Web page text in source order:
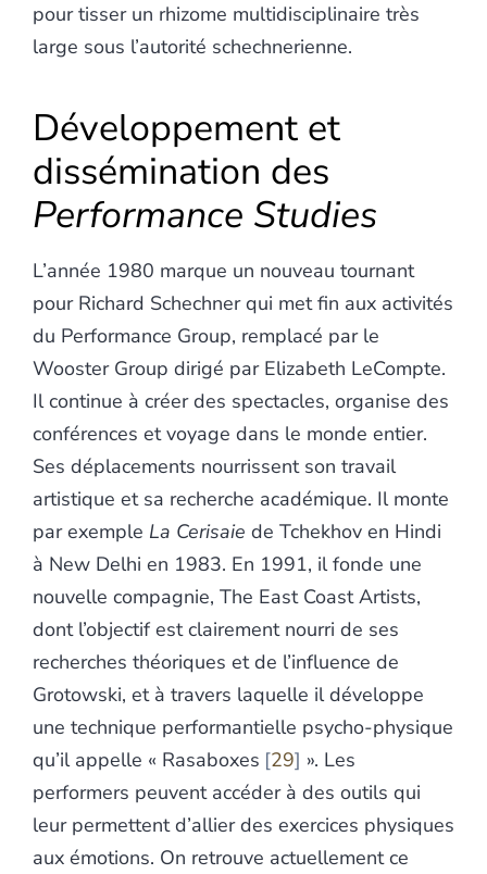
pour tisser un rhizome multidisciplinaire très
large sous l’autorité schechnerienne.
Développement et
dissémination des
Performance Studies
L’année 1980 marque un nouveau tournant
pour Richard Schechner qui met fin aux activités
du Performance Group, remplacé par le
Wooster Group dirigé par Elizabeth LeCompte.
Il continue à créer des spectacles, organise des
conférences et voyage dans le monde entier.
Ses déplacements nourrissent son travail
artistique et sa recherche académique. Il monte
par exemple La Cerisaie de Tchekhov en Hindi
à New Delhi en 1983. En 1991, il fonde une
nouvelle compagnie, The East Coast Artists,
dont l’objectif est clairement nourri de ses
recherches théoriques et de l’influence de
Grotowski, et à travers laquelle il développe
une technique performantielle psycho-physique
qu’il appelle « Rasaboxes 29 ». Les
performers peuvent accéder à des outils qui
leur permettent d’allier des exercices physiques
aux émotions. On retrouve actuellement ce